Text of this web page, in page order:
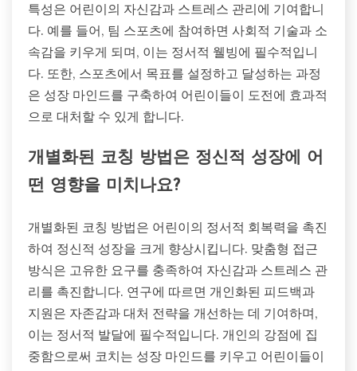
특성은 어린이의 자신감과 스트레스 관리에 기여합니
다. 예를 들어, 팀 스포츠에 참여하면 사회적 기술과 소
속감을 키우게 되며, 이는 정서적 웰빙에 필수적입니
다. 또한, 스포츠에서 목표를 설정하고 달성하는 과정
은 성장 마인드를 구축하여 어린이들이 도전에 효과적
으로 대처할 수 있게 합니다.
개별화된 코칭 방법은 정신적 성장에 어
떤 영향을 미치나요?
개별화된 코칭 방법은 어린이의 정서적 회복력을 촉진
하여 정신적 성장을 크게 향상시킵니다. 맞춤형 접근
방식은 고유한 요구를 충족하여 자신감과 스트레스 관
리를 촉진합니다. 연구에 따르면 개인화된 피드백과
지원은 자존감과 대처 전략을 개선하는 데 기여하며,
이는 정서적 발달에 필수적입니다. 개인의 강점에 집
중함으로써 코치는 성장 마인드를 키우고 어린이들이